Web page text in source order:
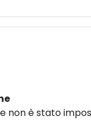
non è stato